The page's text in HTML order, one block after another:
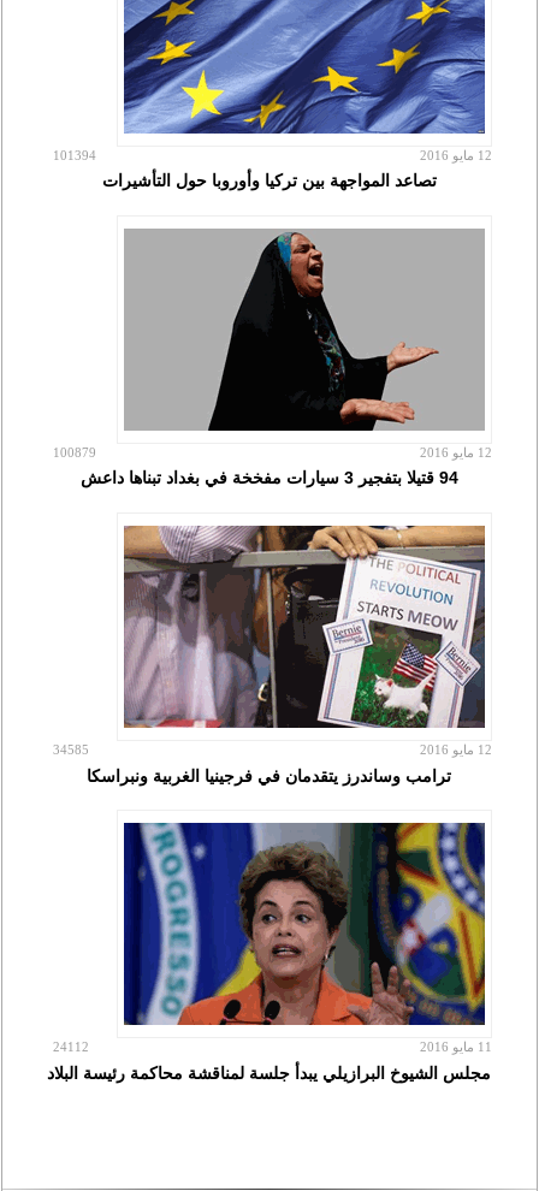
12 مايو 2016 101394
تصاعد المواجهة بين تركيا وأوروبا حول التأشيرات
12 مايو 2016 100879
94 قتيلا بتفجير 3 سيارات مفخخة في بغداد تبناها داعش
12 مايو 2016 34585
ترامب وساندرز يتقدمان في فرجينيا الغربية ونبراسكا
11 مايو 2016 24112
مجلس الشيوخ البرازيلي يبدأ جلسة لمناقشة محاكمة رئيسة البلاد